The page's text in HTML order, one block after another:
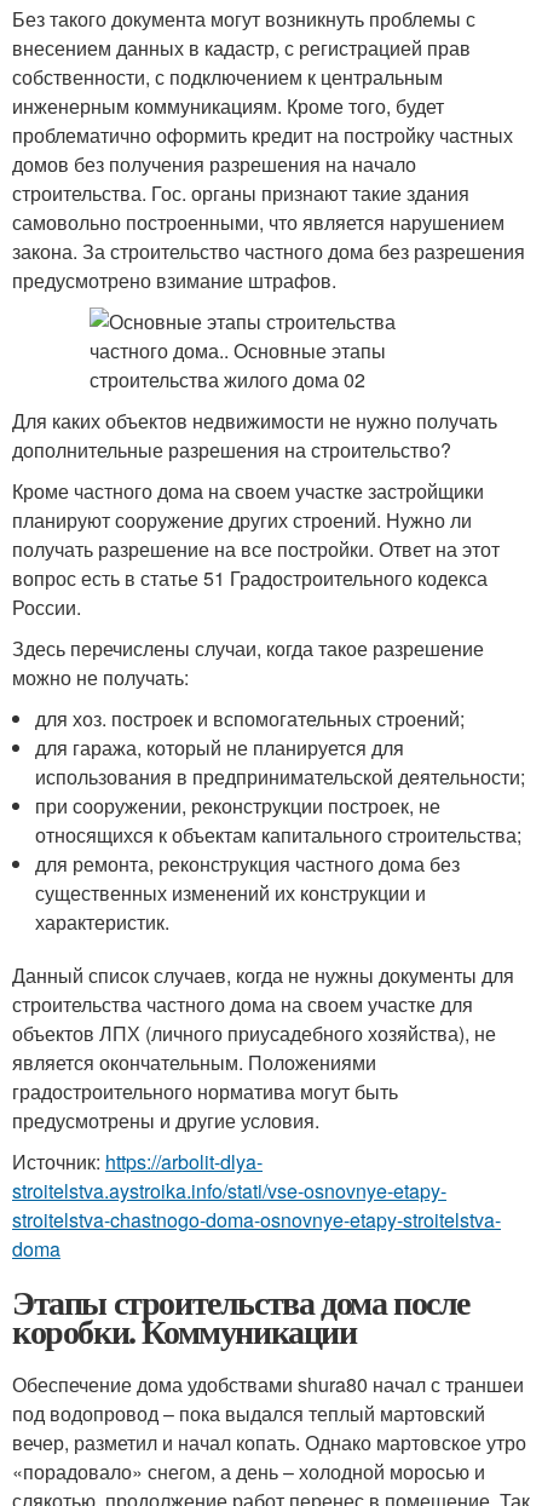
Без такого документа могут возникнуть проблемы с
внесением данных в кадастр, с регистрацией прав
собственности, с подключением к центральным
инженерным коммуникациям. Кроме того, будет
проблематично оформить кредит на постройку частных
домов без получения разрешения на начало
строительства. Гос. органы признают такие здания
самовольно построенными, что является нарушением
закона. За строительство частного дома без разрешения
предусмотрено взимание штрафов.
Для каких объектов недвижимости не нужно получать
дополнительные разрешения на строительство?
Кроме частного дома на своем участке застройщики
планируют сооружение других строений. Нужно ли
получать разрешение на все постройки. Ответ на этот
вопрос есть в статье 51 Градостроительного кодекса
России.
Здесь перечислены случаи, когда такое разрешение
можно не получать:
для хоз. построек и вспомогательных строений;
для гаража, который не планируется для
использования в предпринимательской деятельности;
при сооружении, реконструкции построек, не
относящихся к объектам капитального строительства;
для ремонта, реконструкция частного дома без
существенных изменений их конструкции и
характеристик.
Данный список случаев, когда не нужны документы для
строительства частного дома на своем участке для
объектов ЛПХ (личного приусадебного хозяйства), не
является окончательным. Положениями
градостроительного норматива могут быть
предусмотрены и другие условия.
Источник: https://arbolit-dlya-
stroitelstva.aystroika.info/stati/vse-osnovnye-etapy-
stroitelstva-chastnogo-doma-osnovnye-etapy-stroitelstva-
doma
Этапы строительства дома после
коробки. Коммуникации
Обеспечение дома удобствами shura80 начал с траншеи
под водопровод – пока выдался теплый мартовский
вечер, разметил и начал копать. Однако мартовское утро
«порадовало» снегом, а день – холодной моросью и